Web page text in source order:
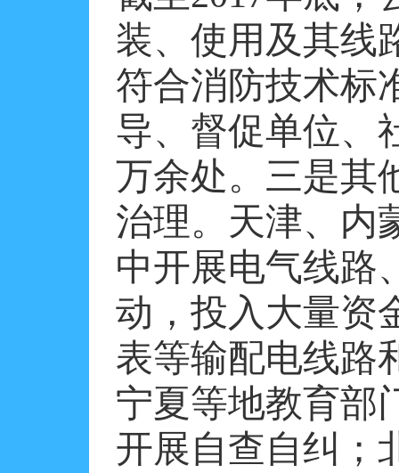
装、使用及其线
符合消防技术标
导、督促单位、
万余处。三是其
治理。天津、内
中开展电气线路
动，投入大量资
表等输配电线路
宁夏等地教育部
开展自查自纠；